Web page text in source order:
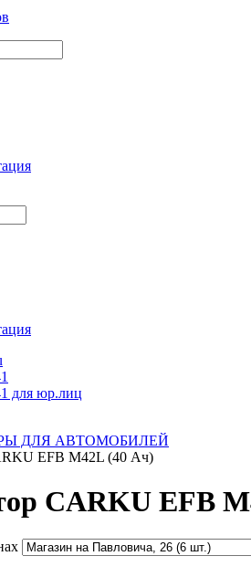
для юр.лиц
ДЛЯ АВТОМОБИЛЕЙ
EFB M42L (40 Ач)
CARKU EFB